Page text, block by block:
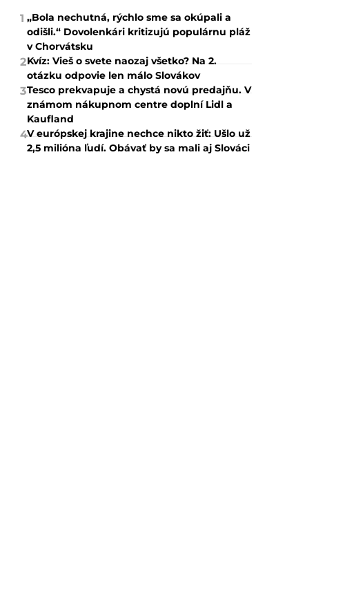
1 „Bola nechutná, rýchlo sme sa okúpali a
odišli.“ Dovolenkári kritizujú populárnu pláž
v Chorvátsku
2Kvíz: Vieš o svete naozaj všetko? Na 2.
otázku odpovie len málo Slovákov
3Tesco prekvapuje a chystá novú predajňu. V
známom nákupnom centre doplní Lidl a
Kaufland
4V európskej krajine nechce nikto žiť: Ušlo už
2,5 milióna ľudí. Obávať by sa mali aj Slováci